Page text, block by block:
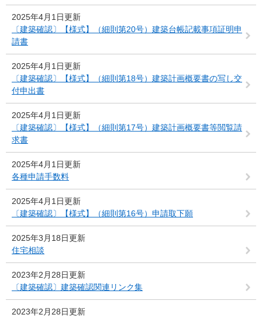
2025年4月1日更新
〔建築確認〕【様式】（細則第20号）建築台帳記載事項証明申
請書
2025年4月1日更新
〔建築確認〕【様式】（細則第18号）建築計画概要書の写し交
付申出書
2025年4月1日更新
〔建築確認〕【様式】（細則第17号）建築計画概要書等閲覧請
求書
2025年4月1日更新
各種申請手数料
2025年4月1日更新
〔建築確認〕【様式】（細則第16号）申請取下願
2025年3月18日更新
住宅相談
2023年2月28日更新
〔建築確認〕建築確認関連リンク集
2023年2月28日更新